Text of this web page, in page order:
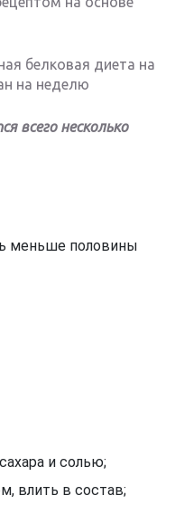
белковая диета на
на неделю
всего несколько
меньше половины
и солью;
влить в состав;